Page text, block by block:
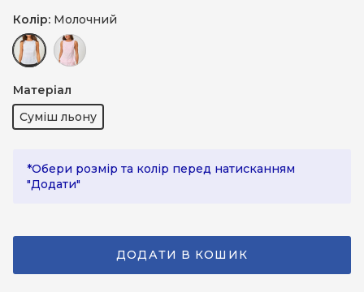
Колір: Молочний
Матеріал
Суміш льону
*Обери розмір та колір перед натисканням
"Додати"
ДОДАТИ В КОШИК